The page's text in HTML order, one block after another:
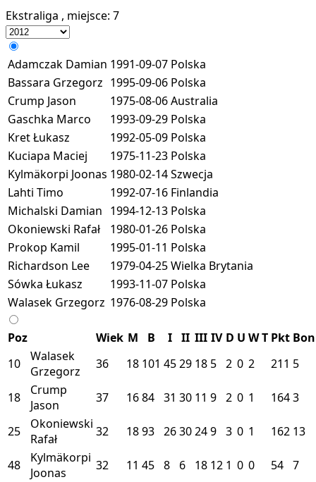
Ekstraliga , miejsce: 7
Adamczak Damian 1991-09-07 Polska
Bassara Grzegorz 1995-09-06 Polska
Crump Jason
1975-08-06Australia
Gaschka Marco
1993-09-29 Polska
Kret Łukasz
1992-05-09 Polska
Kuciapa Maciej
1975-11-23 Polska
Kylmäkorpi Joonas 1980-02-14Szwecja
Lahti Timo
1992-07-16 Finlandia
Michalski Damian 1994-12-13 Polska
Okoniewski Rafał
1980-01-26 Polska
Prokop Kamil
1995-01-11 Polska
Richardson Lee
1979-04-25Wielka Brytania
Sówka Łukasz
1993-11-07 Polska
Walasek Grzegorz 1976-08-29 Polska
Poz Wiek M B I II III IV D U WT Pkt Bon
10
Walasek
Grzegorz
36 18 101 4529 18 5 2 0 2 211 5
18
Crump
Jason
37 1684 31 30 11 9 2 0 1 1643
25
Okoniewski
Rafał
32 1893 2630249 3 0 1 162 13
48
Kylmäkorpi
Joonas
32 11 45 8 6 18 12 1 0 0 54 7